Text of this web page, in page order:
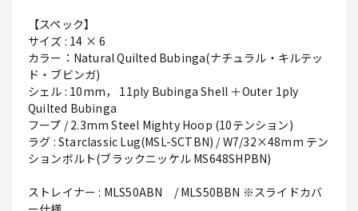
【スペック】
サイズ : 14 × 6
カラー：Natural Quilted Bubinga(ナチュラル・キルテッ
ド・ブビンガ)
シェル : 10mm， 11ply Bubinga Shell ＋Outer 1ply
Quilted Bubinga
フープ / 2.3mm Steel Mighty Hoop (10テンション)
ラグ : Starclassic Lug(MSL-SCTBN) / W7/32×48mm テン
ションボルト(ブラックニッケル MS648SHPBN)
ストレイナー : MLS50ABN / MLS50BBN ※スライドカバ